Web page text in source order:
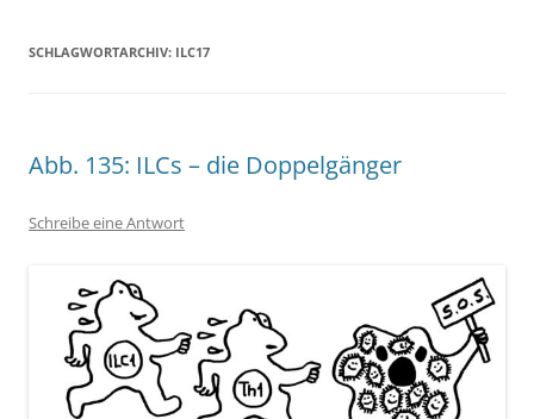
SCHLAGWORTARCHIV: ILC17
Abb. 135: ILCs – die Doppelgänger
Schreibe eine Antwort